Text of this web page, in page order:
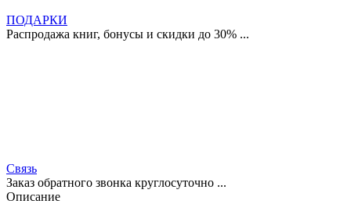
ПОДАРКИ
Распродажа книг, бонусы и скидки до 30% ...
Связь
Заказ обратного звонка круглосуточно ...
Описание